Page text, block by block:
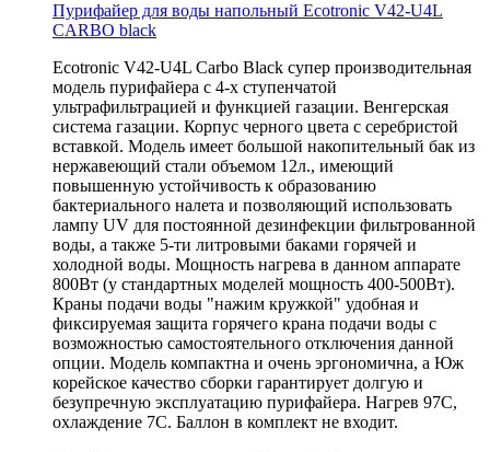
Пурифайер для воды напольный Ecotronic V42-U4L
CARBO black
Ecotronic V42-U4L Carbo Black супер производительная
модель пурифайера с 4-х ступенчатой
ультрафильтрацией и функцией газации. Венгерская
система газации. Корпус черного цвета с серебристой
вставкой. Модель имеет большой накопительный бак из
нержавеющий стали объемом 12л., имеющий
повышенную устойчивость к образованию
бактериального налета и позволяющий использовать
лампу UV для постоянной дезинфекции фильтрованной
воды, а также 5-ти литровыми баками горячей и
холодной воды. Мощность нагрева в данном аппарате
800Вт (у стандартных моделей мощность 400-500Вт).
Краны подачи воды "нажим кружкой" удобная и
фиксируемая защита горячего крана подачи воды c
возможностью самостоятельного отключения данной
опции. Модель компактна и очень эргономична, а Юж
корейское качество сборки гарантирует долгую и
безупречную эксплуатацию пурифайера. Нагрев 97С,
охлаждение 7С. Баллон в комплект не входит.